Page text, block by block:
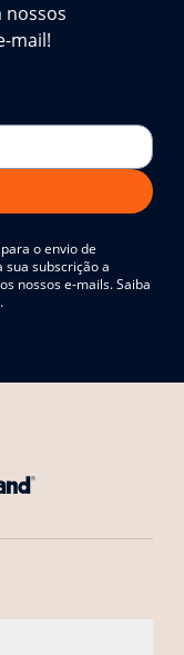
nossos
mail!
o envio de
sua subscrição a
nossos e-mails. Saiba